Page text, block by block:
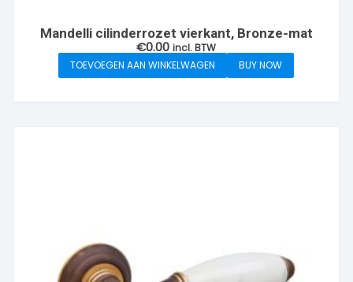
Mandelli cilinderrozet vierkant, Bronze-mat
€0.00 incl. BTW
TOEVOEGEN AAN WINKELWAGEN
BUY NOW